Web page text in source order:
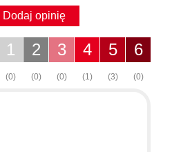
Dodaj opinię
6
(0)
5
(3)
4
(1)
3
(0)
2
(0)
1
(0)